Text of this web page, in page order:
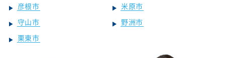
彦根市
米原市
守山市
野洲市
栗東市